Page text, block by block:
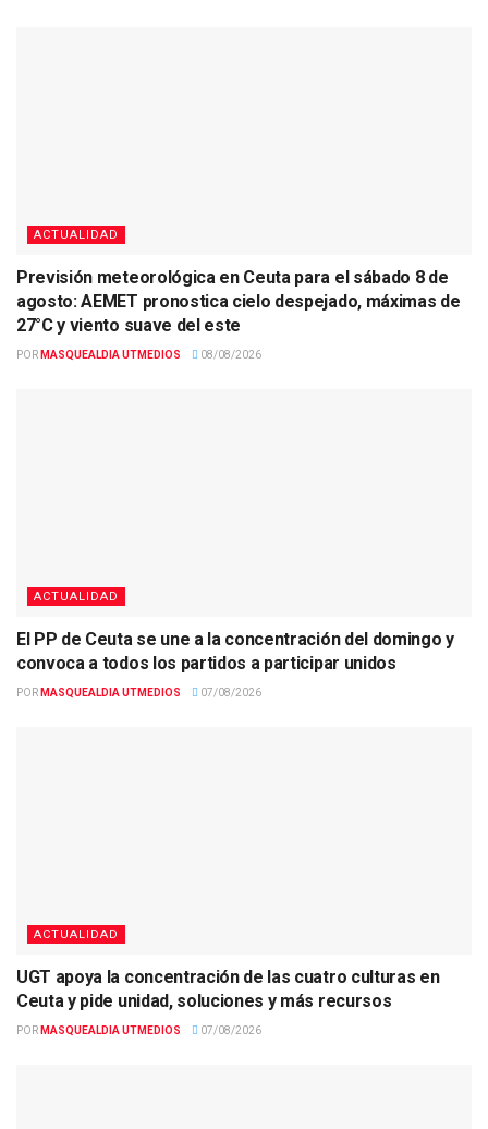
ACTUALIDAD
Previsión meteorológica en Ceuta para el sábado 8 de
agosto: AEMET pronostica cielo despejado, máximas de
27°C y viento suave del este
POR MASQUEALDIA UTMEDIOS 08/08/2026
ACTUALIDAD
El PP de Ceuta se une a la concentración del domingo y
convoca a todos los partidos a participar unidos
POR MASQUEALDIA UTMEDIOS 07/08/2026
ACTUALIDAD
UGT apoya la concentración de las cuatro culturas en
Ceuta y pide unidad, soluciones y más recursos
POR MASQUEALDIA UTMEDIOS 07/08/2026